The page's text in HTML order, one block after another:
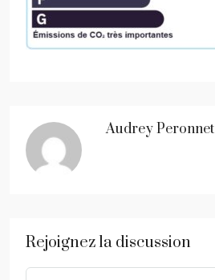
Audrey Peronnet
Rejoignez la discussion